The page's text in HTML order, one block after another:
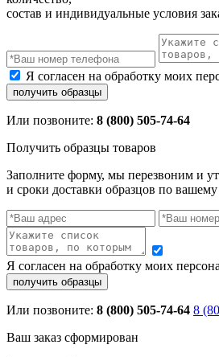
состав и индивидуальные условия
Я согласен на обработку моих
Или позвоните: 8 (800) 505-74-64
Получить образцы товаров
Заполните форму, мы перезвоним и
и сроки доставки образцов по вашему
Я согласен на обработку моих
Или позвоните: 8 (800) 505-74-64 8
Ваш заказ сформирован